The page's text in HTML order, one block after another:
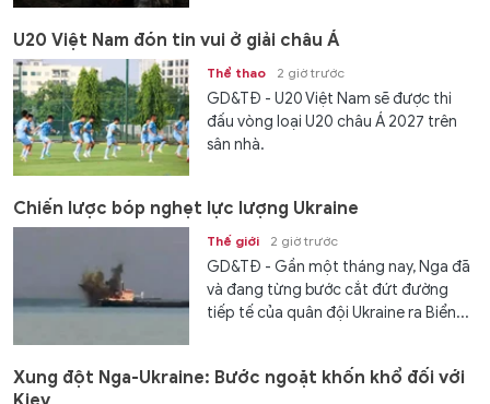
U20 Việt Nam đón tin vui ở giải châu Á
Thể thao 2 giờ trước
GD&TĐ - U20 Việt Nam sẽ được thi
đấu vòng loại U20 châu Á 2027 trên
sân nhà.
Chiến lược bóp nghẹt lực lượng Ukraine
Thế giới 2 giờ trước
GD&TĐ - Gần một tháng nay, Nga đã
và đang từng bước cắt đứt đường
tiếp tế của quân đội Ukraine ra Biển...
Xung đột Nga-Ukraine: Bước ngoặt khốn khổ đối với